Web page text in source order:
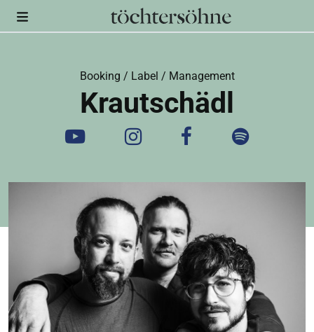
Booking / Label / Management
Krautschädl
YoutubeInstagramFacebookSpotify